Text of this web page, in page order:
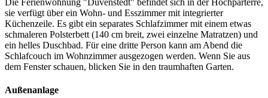
sie verfügt über ein Wohn- und Esszimmer mit integrierter
Küchenzeile. Es gibt ein separates Schlafzimmer mit einem etwas
schmaleren Polsterbett (140 cm breit, zwei einzelne Matratzen) und
ein helles Duschbad. Für eine dritte Person kann am Abend die
Schlafcouch im Wohnzimmer ausgezogen werden. Wenn Sie aus
dem Fenster schauen, blicken Sie in den traumhaften Garten.
Außenanlage